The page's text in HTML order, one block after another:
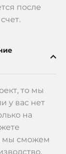
проектами.
с номерами
мы с
подчеркнут
найти
стиль.
после
то мы
у вас нет
на
мы сможем